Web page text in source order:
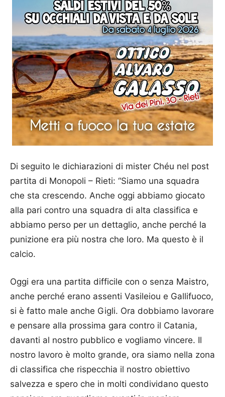
Di seguito le dichiarazioni di mister Chéu nel post
partita di Monopoli – Rieti: “Siamo una squadra
che sta crescendo. Anche oggi abbiamo giocato
alla pari contro una squadra di alta classifica e
abbiamo perso per un dettaglio, anche perché la
punizione era più nostra che loro. Ma questo è il
calcio.
Oggi era una partita difficile con o senza Maistro,
anche perché erano assenti Vasileiou e Gallifuoco,
si è fatto male anche Gigli. Ora dobbiamo lavorare
e pensare alla prossima gara contro il Catania,
davanti al nostro pubblico e vogliamo vincere. Il
nostro lavoro è molto grande, ora siamo nella zona
di classifica che rispecchia il nostro obiettivo
salvezza e spero che in molti condividano questo